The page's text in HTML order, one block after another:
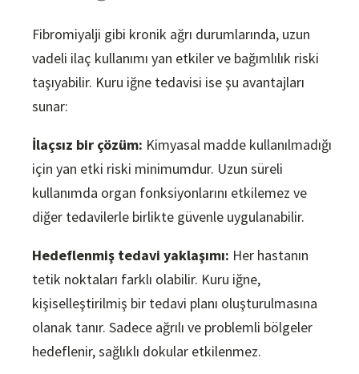
Fibromiyalji gibi kronik ağrı durumlarında, uzun
vadeli ilaç kullanımı yan etkiler ve bağımlılık riski
taşıyabilir. Kuru iğne tedavisi ise şu avantajları
sunar:
İlaçsız bir çözüm: Kimyasal madde kullanılmadığı
için yan etki riski minimumdur. Uzun süreli
kullanımda organ fonksiyonlarını etkilemez ve
diğer tedavilerle birlikte güvenle uygulanabilir.
Hedeflenmiş tedavi yaklaşımı: Her hastanın
tetik noktaları farklı olabilir. Kuru iğne,
kişiselleştirilmiş bir tedavi planı oluşturulmasına
olanak tanır. Sadece ağrılı ve problemli bölgeler
hedeflenir, sağlıklı dokular etkilenmez.